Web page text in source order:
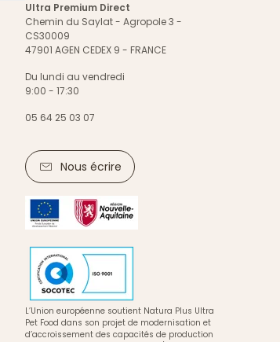
Ultra Premium Direct
Chemin du Saylat - Agropole 3 -
CS30009
47901 AGEN CEDEX 9 - FRANCE
Du lundi au vendredi
9:00 - 17:30
05 64 25 03 07
Nous écrire
L’Union européenne soutient Natura Plus Ultra
Pet Food dans son projet de modernisation et
d’accroissement des capacités de production